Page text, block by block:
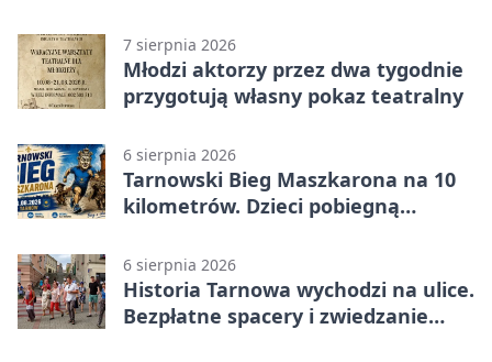
7 sierpnia 2026
Młodzi aktorzy przez dwa tygodnie
przygotują własny pokaz teatralny
6 sierpnia 2026
Tarnowski Bieg Maszkarona na 10
kilometrów. Dzieci pobiegną
6 sierpnia 2026
Historia Tarnowa wychodzi na ulice.
Bezpłatne spacery i zwiedzanie